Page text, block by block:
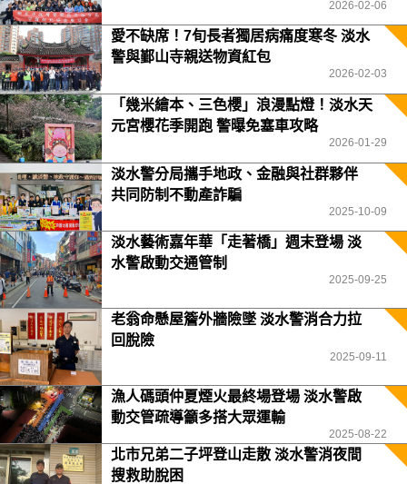
2026-02-06
愛不缺席！7旬長者獨居病痛度寒冬 淡水
警與鄞山寺親送物資紅包
2026-02-03
「幾米繪本、三色櫻」浪漫點燈！淡水天
元宮櫻花季開跑 警曝免塞車攻略
2026-01-29
淡水警分局攜手地政、金融與社群夥伴
共同防制不動產詐騙
2025-10-09
淡水藝術嘉年華「走著橋」週末登場 淡
水警啟動交通管制
2025-09-25
老翁命懸屋簷外牆險墜 淡水警消合力拉
回脫險
2025-09-11
漁人碼頭仲夏煙火最終場登場 淡水警啟
動交管疏導籲多搭大眾運輸
2025-08-22
北市兄弟二子坪登山走散 淡水警消夜間
搜救助脫困